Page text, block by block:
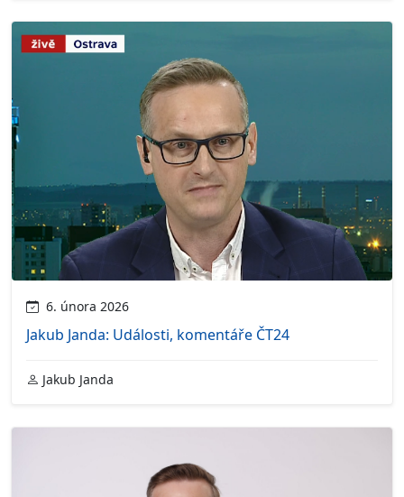
6. února 2026
Jakub Janda: Události, komentáře ČT24
Jakub Janda